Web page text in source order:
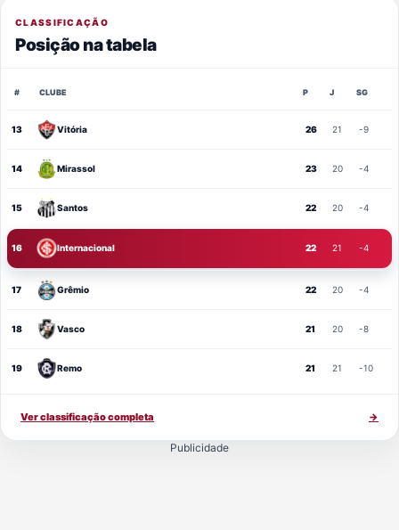
CLASSIFICAÇÃO
Posição na tabela
# CLUBE P J SG
13 Vitória 26 21 -9
14 Mirassol 23 20 -4
15 Santos 22 20 -4
16 Internacional 22 21 -4
17 Grêmio 22 20 -4
18 Vasco 21 20 -8
19 Remo 21 21 -10
Ver classificação completa →
Publicidade